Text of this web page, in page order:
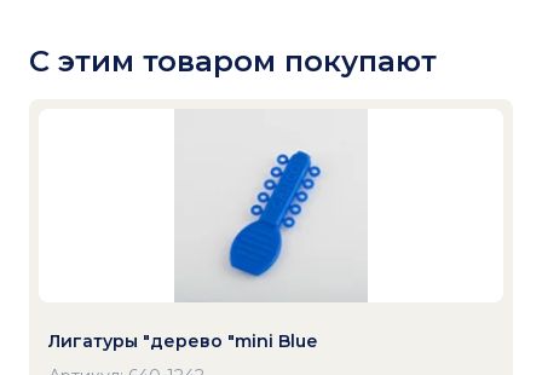
С этим товаром покупают
Лигатуры "дерево "mini Blue